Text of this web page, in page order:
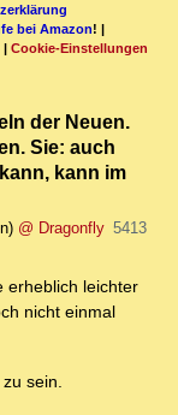
bei Amazon! |
| Cookie-Einstellungen
der Neuen.
Sie: auch
kann im
@ Dragonfly 5413
erheblich leichter
nicht einmal
sein.